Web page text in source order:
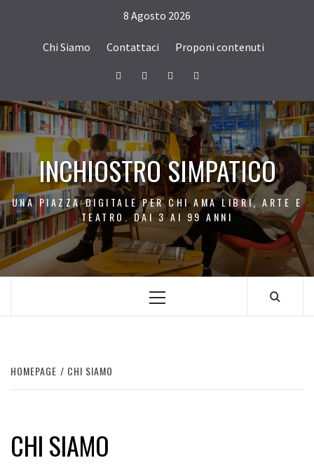
contenuto
8 Agosto 2026
Chi Siamo Contattaci Proponi contenuti
FacebookTwitterInstagramYoutube
INCHIOSTRO SIMPATICO
UNA PIAZZA DIGITALE PER CHI AMA LIBRI, ARTE E
TEATRO. DAI 3 AI 99 ANNI
Menu
HOMEPAGE CHI SIAMO
CHI SIAMO